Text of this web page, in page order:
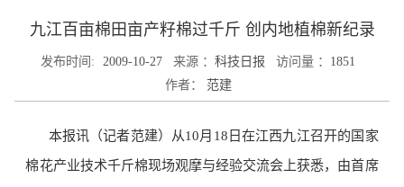
九江百亩棉田亩产籽棉过千斤 创内地植棉新纪录
发布时间: 2009-10-27 来源 ： 科技日报 访问量 ： 1851
作者：
范建
本报讯（记者范建）从10月18日在江西九江召开的国家
棉花产业技术千斤棉现场观摩与经验交流会上获悉，由首席